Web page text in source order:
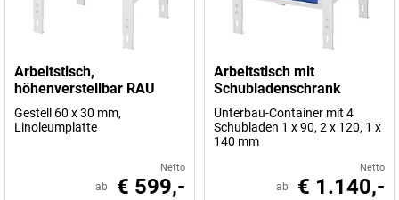
Arbeitstisch,
höhenverstellbar RAU
Gestell 60 x 30 mm,
Linoleumplatte
Netto
ab € 599,-
Arbeitstisch mit
Schubladenschrank
Unterbau-Container mit 4
Schubladen 1 x 90, 2 x 120, 1 x
140 mm
Netto
ab € 1.140,-